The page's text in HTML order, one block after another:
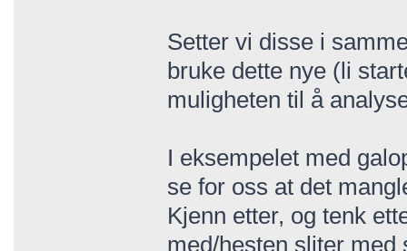
Setter vi disse i
bruke dette nye (li
muligheten til å
I eksempelet med
se for oss at det
Kjenn etter, og tenk
med/hesten sliter